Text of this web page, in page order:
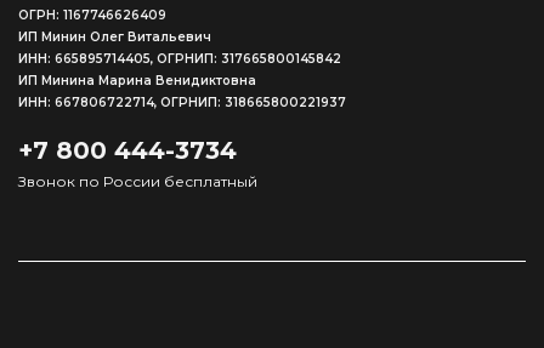
ОГРН: 1167746626409
ИП Минин Олег Витальевич
ИНН: 665895714405, ОГРНИП: 317665800145842
ИП Минина Марина Венидиктовна
ИНН: 667806722714, ОГРНИП: 318665800221937
+7 800 444-3734
Звонок по России бесплатный